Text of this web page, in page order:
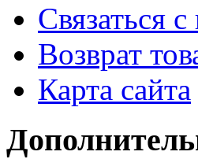
Связаться
Возврат
Карта сайта